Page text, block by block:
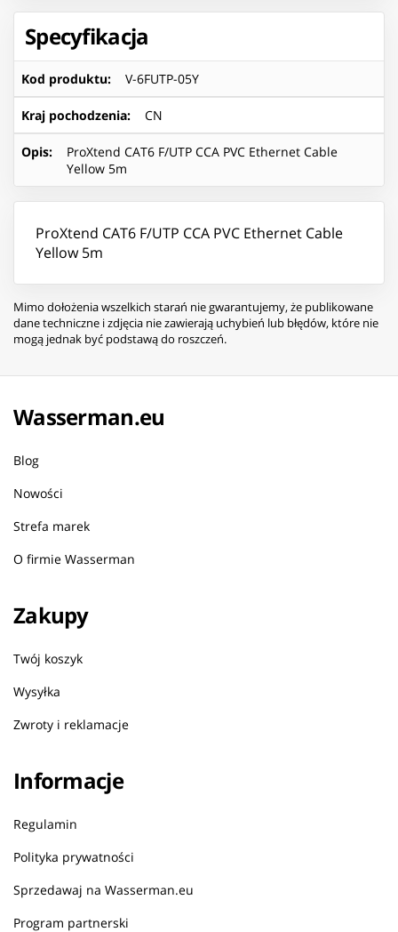
Specyfikacja
Kod produktu: V-6FUTP-05Y
Kraj pochodzenia: CN
Opis:
ProXtend CAT6 F/UTP CCA PVC Ethernet Cable
Yellow 5m
ProXtend CAT6 F/UTP CCA PVC Ethernet Cable
Yellow 5m
Mimo dołożenia wszelkich starań nie gwarantujemy, że publikowane
dane techniczne i zdjęcia nie zawierają uchybień lub błędów, które nie
mogą jednak być podstawą do roszczeń.
Wasserman.eu
Blog
Nowości
Strefa marek
O firmie Wasserman
Zakupy
Twój koszyk
Wysyłka
Zwroty i reklamacje
Informacje
Regulamin
Polityka prywatności
Sprzedawaj na Wasserman.eu
Program partnerski